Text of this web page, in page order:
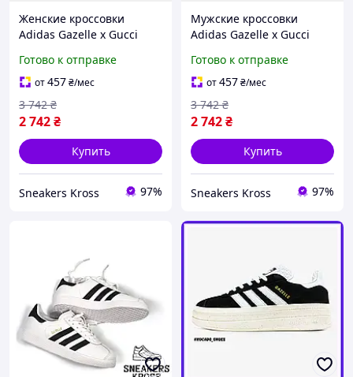
Женские кроссовки
Adidas Gazelle x Gucci
Адидас Газели, Adidas
originals gazelle
Готово к отправке
от457₴/мес
2 742₴
3 742 ₴
Купить
Sneakers Kross 97%
Мужские кроссовки
Adidas Gazelle x Gucci
Адидас Газели, Adidas
originals gazelle
Готово к отправке
от457₴/мес
2 742₴
3 742 ₴
Купить
Sneakers Kross 97%